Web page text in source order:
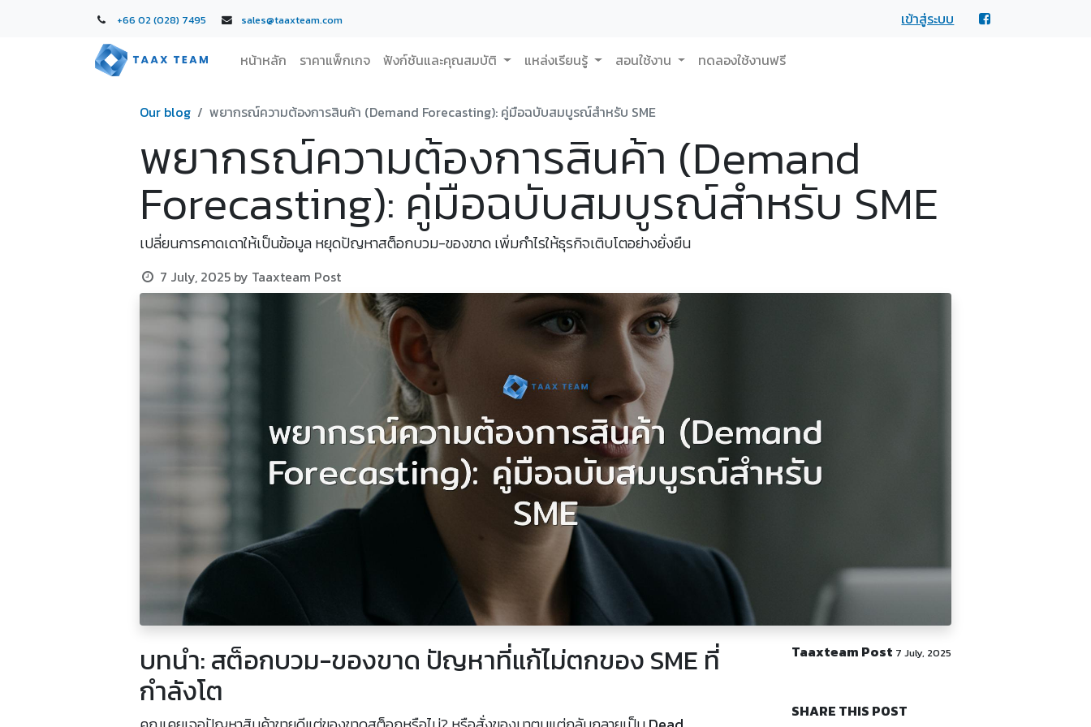
+66 02 (028) 7495 sales@taaxteam.com เข้าสู่ระบบ
หน้าหลัก ราคาแพ็กเกจ ฟังก์ชันและคุณสมบัติ แหล่งเรียนรู้ สอนใช้งาน ทดลองใช้งานฟรี
Our blog พยากรณ์ความต้องการสินค้า (Demand Forecasting): คู่มือฉบับสมบูรณ์สำหรับ SME
พยากรณ์ความต้องการสินค้า (Demand
Forecasting): คู่มือฉบับสมบูรณ์สำหรับ SME
เปลี่ยนการคาดเดาให้เป็นข้อมูล หยุดปัญหาสต็อกบวม-ของขาด เพิ่มกำไรให้ธุรกิจเติบโตอย่างยั่งยืน
7 July, 2025 by Taaxteam Post
บทนำ: สต็อกบวม-ของขาด ปัญหาที่แก้ไม่ตกของ SME ที่
กำลังโต
Taaxteam Post 7 July, 2025
SHARE THIS POST